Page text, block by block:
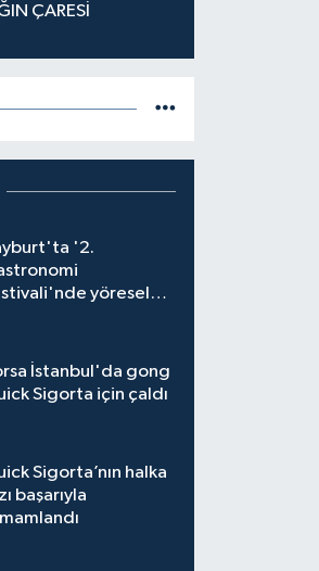
ÇARESİ
'2.
yöresel
İstanbul'da gong
Sigorta için çaldı
Sigorta’nın halka
başarıyla